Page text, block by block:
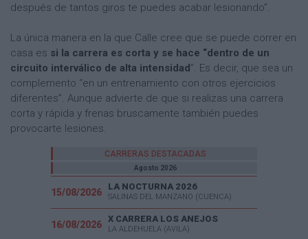
después de tantos giros te puedes acabar lesionando”.
La única manera en la que Calle cree que se puede correr en
casa es si la carrera es corta y se hace “dentro de un
circuito interválico de alta intensidad”. Es decir, que sea un
complemento “en un entrenamiento con otros ejercicios
diferentes”. Aunque advierte de que si realizas una carrera
corta y rápida y frenas bruscamente también puedes
provocarte lesiones.
CARRERAS DESTACADAS
Agosto 2026
15/08/2026
LA NOCTURNA 2026
SALINAS DEL MANZANO (CUENCA)
16/08/2026
X CARRERA LOS ANEJOS
LA ALDEHUELA (AVILA)